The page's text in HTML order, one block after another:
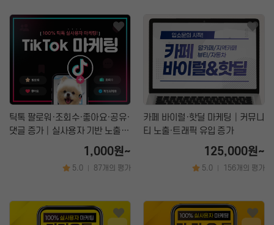
틱톡 팔로워·조회수·좋아요·공유·
댓글 증가│실사용자 기반 노출
상승 & 계정 활성화 마케팅
1,000원~
5.0 87개의 평가
카페 바이럴·핫딜 마케팅│커뮤니
티 노출·트래픽 유입 증가
125,000원~
5.0 156개의 평가